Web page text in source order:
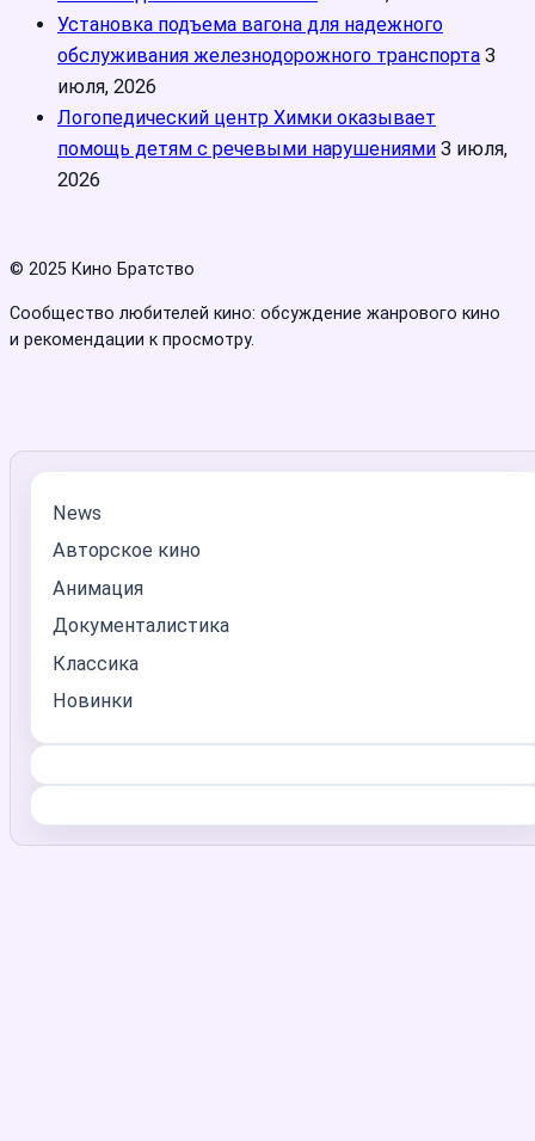
Установка подъема вагона для надежного
обслуживания железнодорожного транспорта 3
июля, 2026
Логопедический центр Химки оказывает
помощь детям с речевыми нарушениями 3 июля,
2026
© 2025 Кино Братство
Сообщество любителей кино: обсуждение жанрового кино
и рекомендации к просмотру.
News
Авторское кино
Анимация
Документалистика
Классика
Новинки